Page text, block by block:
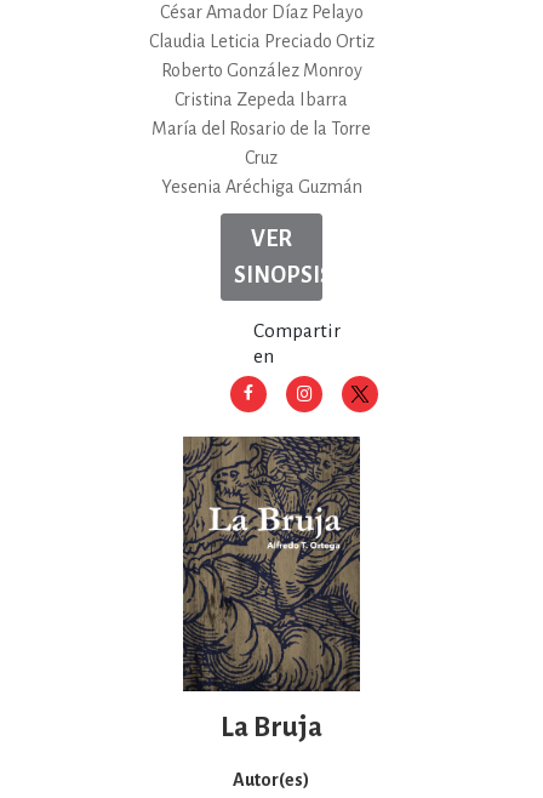
César Amador Díaz Pelayo
Claudia Leticia Preciado Ortiz
Roberto González Monroy
Cristina Zepeda Ibarra
María del Rosario de la Torre
Cruz
Yesenia Aréchiga Guzmán
VER
SINOPSIS
Compartir
en
La Bruja
Autor(es)